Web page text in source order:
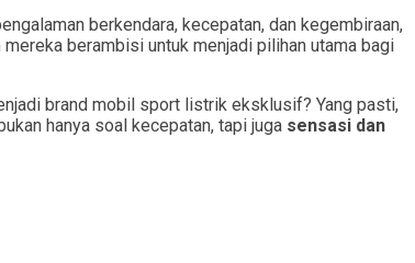
berkendara, kecepatan, dan kegembiraan,
berambisi untuk menjadi pilihan utama bagi
brand mobil sport listrik eksklusif? Yang pasti,
hanya soal kecepatan, tapi juga sensasi dan